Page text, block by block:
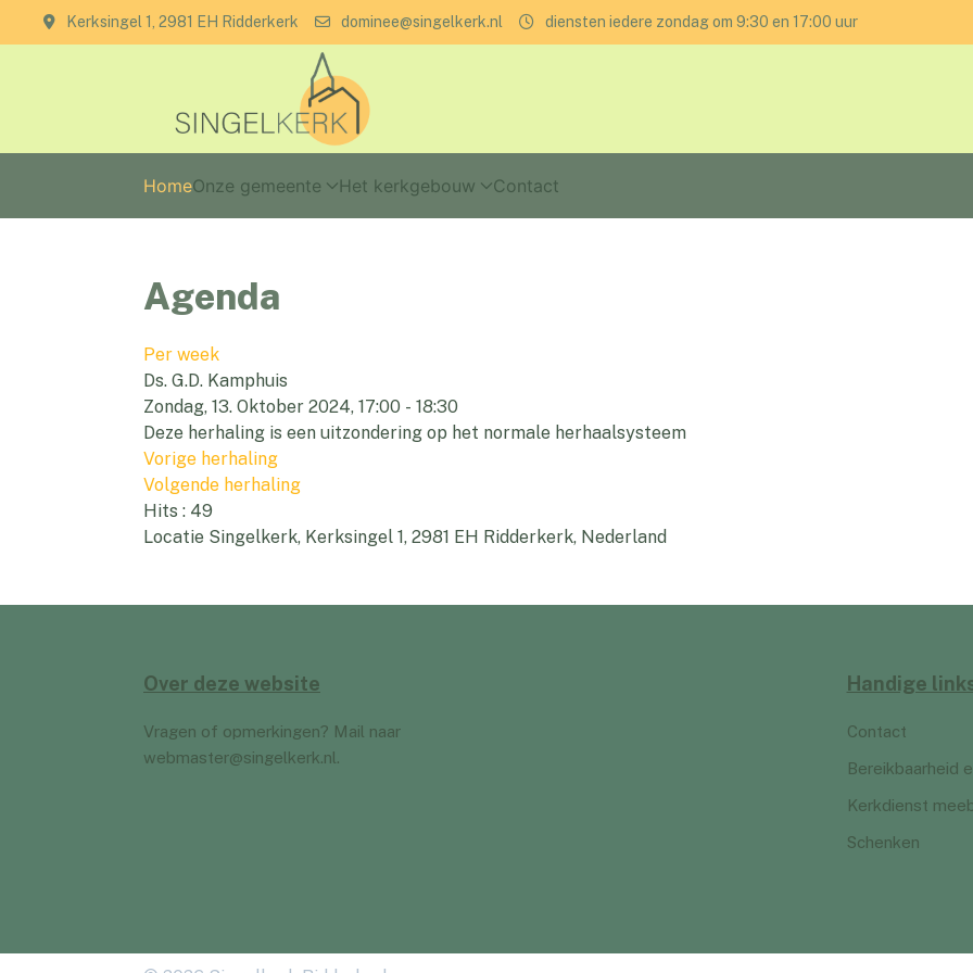
Kerksingel 1, 2981 EH Ridderkerk dominee@singelkerk.nl diensten iedere zondag om 9:30 en 17:00 uur
HomeOnze gemeente Het kerkgebouw Contact
Agenda
Per week
Ds. G.D. Kamphuis
Zondag, 13. Oktober 2024, 17:00 - 18:30
Deze herhaling is een uitzondering op het normale herhaalsysteem
Vorige herhaling
Volgende herhaling
Hits : 49
Locatie Singelkerk, Kerksingel 1, 2981 EH Ridderkerk, Nederland
Over deze website
Vragen of opmerkingen? Mail naar
webmaster@singelkerk.nl.
Handige
Contact
Bereikbaarheid
Kerkdienst
Schenken